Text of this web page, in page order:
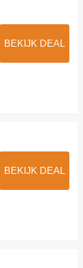
BEKIJK DEAL
BEKIJK DEAL